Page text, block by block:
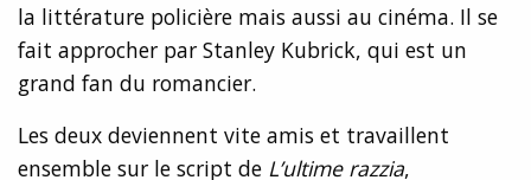
la littérature policière mais aussi au cinéma. Il se
fait approcher par Stanley Kubrick, qui est un
grand fan du romancier.
Les deux deviennent vite amis et travaillent
ensemble sur le script de L’ultime razzia,